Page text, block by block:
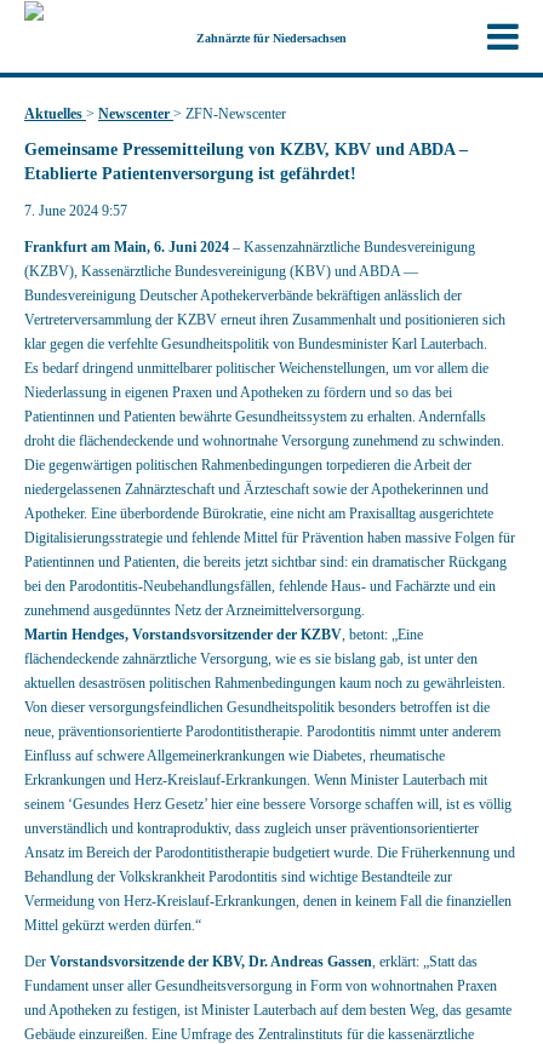
Zahnärzte für Niedersachsen
Aktuelles > Newscenter > ZFN-Newscenter
Gemeinsame Pressemitteilung von KZBV, KBV und ABDA –
Etablierte Patientenversorgung ist gefährdet!
7. June 2024 9:57
Frankfurt am Main, 6. Juni 2024 – Kassenzahnärztliche Bundesvereinigung
(KZBV), Kassenärztliche Bundesvereinigung (KBV) und ABDA —
Bundesvereinigung Deutscher Apothekerverbände bekräftigen anlässlich der
Vertreterversammlung der KZBV erneut ihren Zusammenhalt und positionieren sich
klar gegen die verfehlte Gesundheitspolitik von Bundesminister Karl Lauterbach.
Es bedarf dringend unmittelbarer politischer Weichenstellungen, um vor allem die
Niederlassung in eigenen Praxen und Apotheken zu fördern und so das bei
Patientinnen und Patienten bewährte Gesundheitssystem zu erhalten. Andernfalls
droht die flächendeckende und wohnortnahe Versorgung zunehmend zu schwinden.
Die gegenwärtigen politischen Rahmenbedingungen torpedieren die Arbeit der
niedergelassenen Zahnärzteschaft und Ärzteschaft sowie der Apothekerinnen und
Apotheker. Eine überbordende Bürokratie, eine nicht am Praxisalltag ausgerichtete
Digitalisierungsstrategie und fehlende Mittel für Prävention haben massive Folgen für
Patientinnen und Patienten, die bereits jetzt sichtbar sind: ein dramatischer Rückgang
bei den Parodontitis-Neubehandlungsfällen, fehlende Haus- und Fachärzte und ein
zunehmend ausgedünntes Netz der Arzneimittelversorgung.
Martin Hendges, Vorstandsvorsitzender der KZBV, betont: „Eine
flächendeckende zahnärztliche Versorgung, wie es sie bislang gab, ist unter den
aktuellen desaströsen politischen Rahmenbedingungen kaum noch zu gewährleisten.
Von dieser versorgungsfeindlichen Gesundheitspolitik besonders betroffen ist die
neue, präventionsorientierte Parodontitistherapie. Parodontitis nimmt unter anderem
Einfluss auf schwere Allgemeinerkrankungen wie Diabetes, rheumatische
Erkrankungen und Herz-Kreislauf-Erkrankungen. Wenn Minister Lauterbach mit
seinem ‘Gesundes Herz Gesetz’ hier eine bessere Vorsorge schaffen will, ist es völlig
unverständlich und kontraproduktiv, dass zugleich unser präventionsorientierter
Ansatz im Bereich der Parodontitistherapie budgetiert wurde. Die Früherkennung und
Behandlung der Volkskrankheit Parodontitis sind wichtige Bestandteile zur
Vermeidung von Herz-Kreislauf-Erkrankungen, denen in keinem Fall die finanziellen
Mittel gekürzt werden dürfen.“
Der Vorstandsvorsitzende der KBV, Dr. Andreas Gassen, erklärt: „Statt das
Fundament unser aller Gesundheitsversorgung in Form von wohnortnahen Praxen
und Apotheken zu festigen, ist Minister Lauterbach auf dem besten Weg, das gesamte
Gebäude einzureißen. Eine Umfrage des Zentralinstituts für die kassenärztliche